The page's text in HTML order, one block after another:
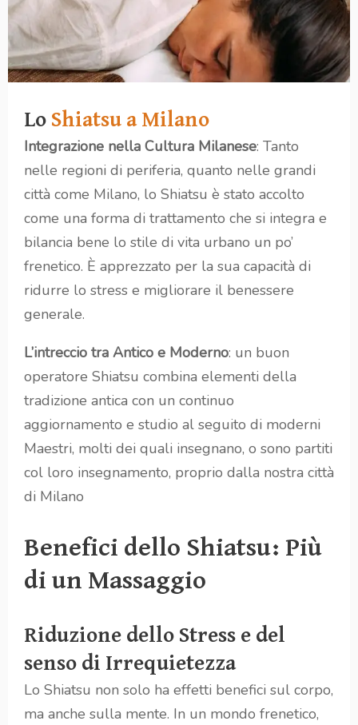
Lo Shiatsu a Milano
Integrazione nella Cultura Milanese: Tanto
nelle regioni di periferia, quanto nelle grandi
città come Milano, lo Shiatsu è stato accolto
come una forma di trattamento che si integra e
bilancia bene lo stile di vita urbano un po’
frenetico. È apprezzato per la sua capacità di
ridurre lo stress e migliorare il benessere
generale.
L’intreccio tra Antico e Moderno: un buon
operatore Shiatsu combina elementi della
tradizione antica con un continuo
aggiornamento e studio al seguito di moderni
Maestri, molti dei quali insegnano, o sono partiti
col loro insegnamento, proprio dalla nostra città
di Milano
Benefici dello Shiatsu: Più
di un Massaggio
Riduzione dello Stress e del
senso di Irrequietezza
Lo Shiatsu non solo ha effetti benefici sul corpo,
ma anche sulla mente. In un mondo frenetico,